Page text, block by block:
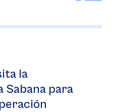
la
Sabana para